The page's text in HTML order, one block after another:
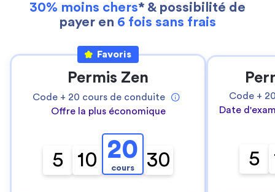
30% moins chers* & possibilité de
payer en 6 fois sans frais
Favoris
Permis Zen
Code + 20 cours de conduite
Offre la plus économique
5 10 20
cours 30
Code +
Date
5